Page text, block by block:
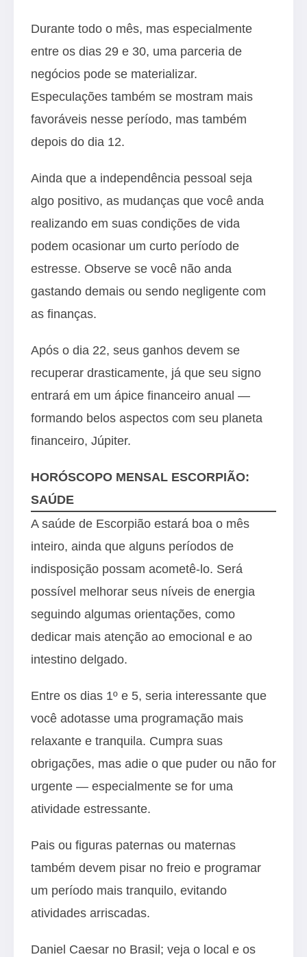
Durante todo o mês, mas especialmente
entre os dias 29 e 30, uma parceria de
negócios pode se materializar.
Especulações também se mostram mais
favoráveis nesse período, mas também
depois do dia 12.
Ainda que a independência pessoal seja
algo positivo, as mudanças que você anda
realizando em suas condições de vida
podem ocasionar um curto período de
estresse. Observe se você não anda
gastando demais ou sendo negligente com
as finanças.
Após o dia 22, seus ganhos devem se
recuperar drasticamente, já que seu signo
entrará em um ápice financeiro anual —
formando belos aspectos com seu planeta
financeiro, Júpiter.
HORÓSCOPO MENSAL ESCORPIÃO:
SAÚDE
A saúde de Escorpião estará boa o mês
inteiro, ainda que alguns períodos de
indisposição possam acometê-lo. Será
possível melhorar seus níveis de energia
seguindo algumas orientações, como
dedicar mais atenção ao emocional e ao
intestino delgado.
Entre os dias 1º e 5, seria interessante que
você adotasse uma programação mais
relaxante e tranquila. Cumpra suas
obrigações, mas adie o que puder ou não for
urgente — especialmente se for uma
atividade estressante.
Pais ou figuras paternas ou maternas
também devem pisar no freio e programar
um período mais tranquilo, evitando
atividades arriscadas.
Daniel Caesar no Brasil; veja o local e os